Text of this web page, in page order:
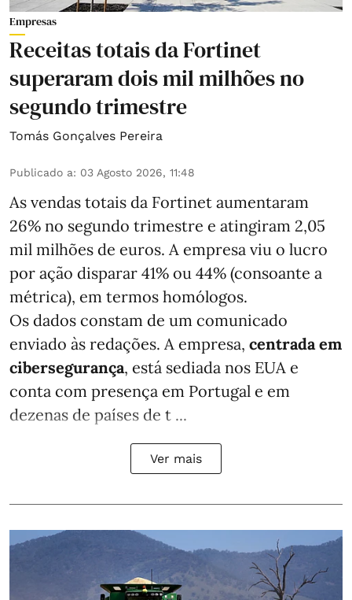
Empresas
Receitas totais da Fortinet
superaram dois mil milhões no
segundo trimestre
Tomás Gonçalves Pereira
Publicado a: 03 Agosto 2026, 11:48
As vendas totais da Fortinet aumentaram
26% no segundo trimestre e atingiram 2,05
mil milhões de euros. A empresa viu o lucro
por ação disparar 41% ou 44% (consoante a
métrica), em termos homólogos.
Os dados constam de um comunicado
enviado às redações. A empresa, centrada em
cibersegurança, está sediada nos EUA e
conta com presença em Portugal e em
dezenas de países de t ...
Ver mais